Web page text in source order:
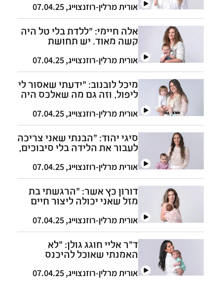
אורית מרלין-רוזנצוייג,
07.04.25
אלה חיימי: "ללדת בלי טל היה
קשה מאוד. יש תחושת
אורית מרלין-רוזנצוייג,
07.04.25
מיכל לובנוב: "ידעתי שאסור לי
ליפול, וזה גם מה שאלכס היה
מבקש ממני"
אורית מרלין-רוזנצוייג,
07.04.25
סיגי יהוד: "הבנתי שאני צריכה
לעבור את הלידה בלי סיבוכים,
אורית מרלין-רוזנצוייג,
07.04.25
דורון כץ אשר: "הרגשתי בת
מזל שאני יכולה ליצור חיים
מקרוב"
אורית מרלין-רוזנצוייג,
07.04.25
ד״ר אליי חוגג גולן: "לא
האמנתי שאוכל להיכנס
הרוע הגדול"
אורית מרלין-רוזנצוייג,
07.04.25